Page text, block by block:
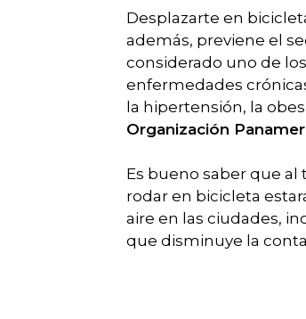
Desplazarte en
además, previene el
considerado uno de
enfermedades
la hipertensión, la
Organización
Es bueno saber que
rodar en bicicleta
aire en las ciudades,
que disminuye la